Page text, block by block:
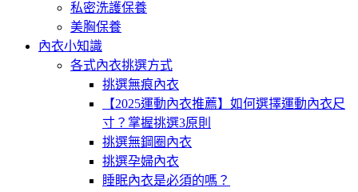
私密洗護保養
美胸保養
內衣小知識
各式內衣挑選方式
挑選無痕內衣
【2025運動內衣推薦】如何選擇運動內衣尺
寸？掌握挑選3原則
挑選無鋼圈內衣
挑選孕婦內衣
睡眠內衣是必須的嗎？